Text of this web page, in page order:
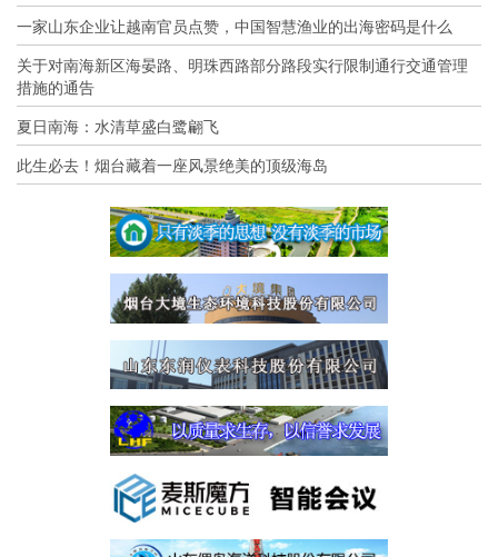
一家山东企业让越南官员点赞，中国智慧渔业的出海密码是什么
关于对南海新区海晏路、明珠西路部分路段实行限制通行交通管理
措施的通告
夏日南海：水清草盛白鹭翩飞
此生必去！烟台藏着一座风景绝美的顶级海岛